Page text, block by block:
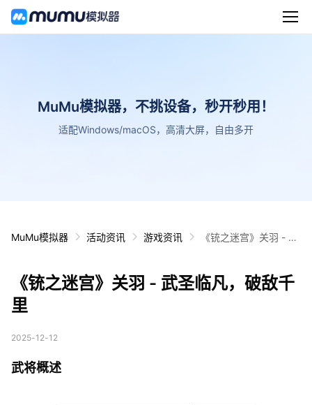
MuMu模拟器，不挑设备，秒开秒用！
适配Windows/macOS，高清大屏，自由多开
MuMu模拟器 活动资讯 游戏资讯
《铳之迷宫》关羽 - 武
《铳之迷宫》关羽 - 武圣临凡，破敌千
里
2025-12-12
武将概述